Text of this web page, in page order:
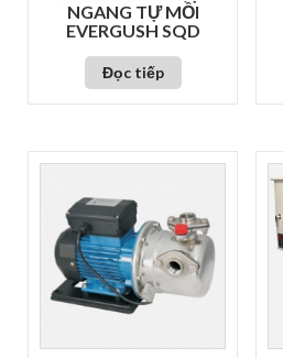
NGANG TỰ MỒI
EVERGUSH SQD
Đọc tiếp